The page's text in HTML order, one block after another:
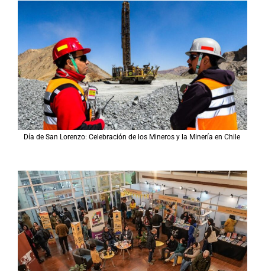
Día de San Lorenzo: Celebración de los Mineros y la Minería en Chile